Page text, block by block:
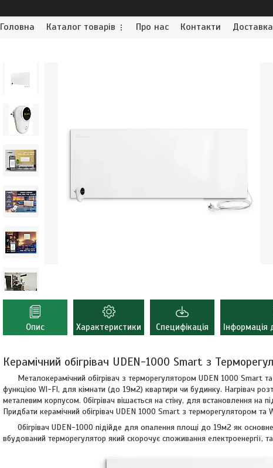
Головна Каталог товарів Про нас Контакти
Опис Характеристики Специфікація
Керамічний обігрівач UDEN-1000 Smart з
Металокерамічний обігрівач з терморегулятором UDEN 1000 Smart
функцією WI-FI, для кімнати (до 19м2) квартири чи будинку. Нагрівач
металевим корпусом. Обігрівач вішається на стіну, для встановлення на
Придбати керамічний обігрівач UDEN 1000 Smart з терморегулятором
Обігрівач UDEN-1000 підійде для опалення площі до 19м2 як
вбудований терморегулятор який скорочує споживання електроенергії,